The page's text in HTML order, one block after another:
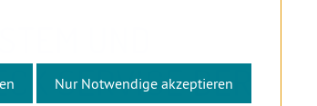
Nur Notwendige akzeptieren
UND
SERVICE DER